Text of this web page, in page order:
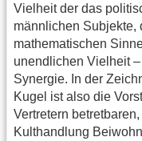
Vielheit der das
männlichen Subjekte,
mathematischen
unendlichen Vielheit
Synergie. In der
Kugel ist also die
Vertretern
Kulthandlung